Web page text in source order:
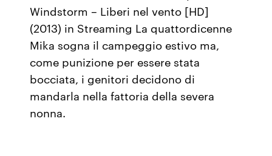
Windstorm – Liberi nel vento [HD]
(2013) in Streaming La quattordicenne
Mika sogna il campeggio estivo ma,
come punizione per essere stata
bocciata, i genitori decidono di
mandarla nella fattoria della severa
nonna.